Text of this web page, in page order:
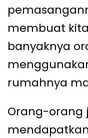
membuat
banyaknya
rumahnya
Orang-orang